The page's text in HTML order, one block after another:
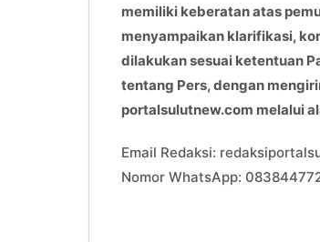
memiliki keberatan atas
menyampaikan klarifikasi,
dilakukan sesuai ketentuan
tentang Pers, dengan
portalsulutnew.com melalui
Email Redaksi:
Nomor WhatsApp: